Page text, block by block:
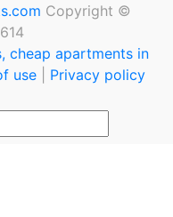
Copyright ©
cheap apartments in
use Privacy policy